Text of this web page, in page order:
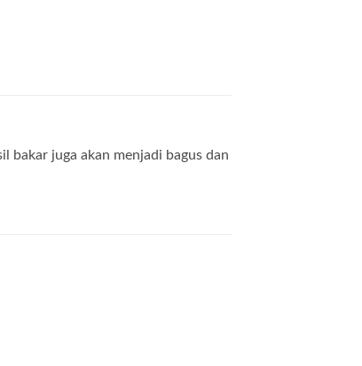
bakar juga akan menjadi bagus dan